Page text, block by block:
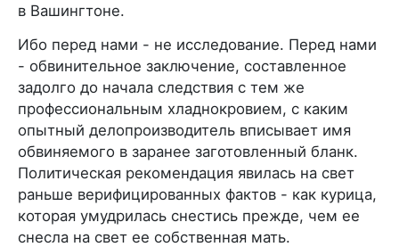
в Вашингтоне.
Ибо перед нами - не исследование. Перед нами
- обвинительное заключение, составленное
задолго до начала следствия с тем же
профессиональным хладнокровием, с каким
опытный делопроизводитель вписывает имя
обвиняемого в заранее заготовленный бланк.
Политическая рекомендация явилась на свет
раньше верифицированных фактов - как курица,
которая умудрилась снестись прежде, чем ее
снесла на свет ее собственная мать.